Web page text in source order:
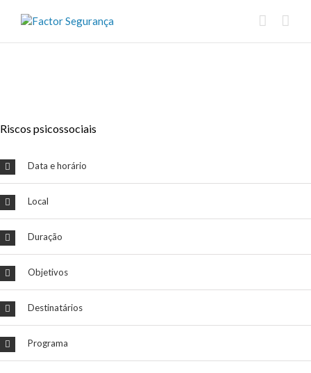
Riscos psicossociais
Data e horário
Local
Duração
Objetivos
Destinatários
Programa